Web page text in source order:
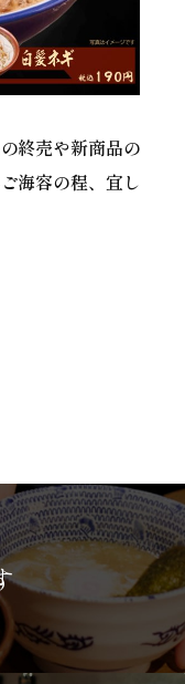
終売や新商品の
海容の程、宜し